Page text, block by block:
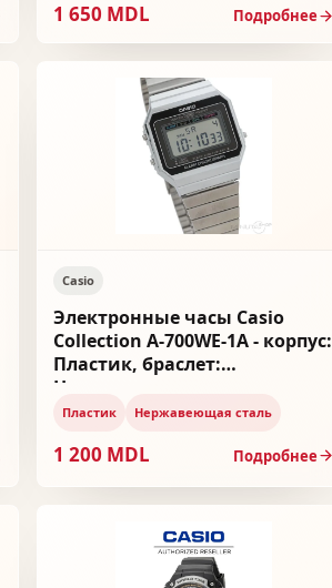
1 650 MDL Подробнее
Casio
Электронные часы Casio
Collection A-700WE-1A - корпус:
Пластик, браслет:
Нержавеющая сталь
Пластик Нержавеющая сталь
1 200 MDL Подробнее